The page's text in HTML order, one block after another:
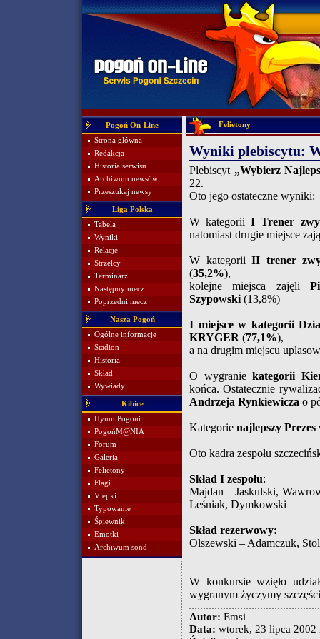
Pogoń On-Line
Strona główna
Redakcja
Historia serwisu
Archiwum newsów
Przeszukaj newsy
Liga Polska
Tabela
Wyniki
Relacje
Strzelcy
Terminarz
Następny mecz
Poprzedni mecz
Nasza Pogoń
Ogólne informacje
Stadion
Historia
Skład
Wywiady
Kibice
Hymn Pogoni
PogońM@NIA
Forum
Galeria
Felietony
Flagi
Vlepki
Typowanie
Śpiewnik
Emotki
Archiwum sond
Felietony
Wyniki plebiscytu:
Plebiscyt „Wybierz
22.
Oto jego ostateczne wyniki:
W kategoriiI Trener
natomiast drugie miejsce
W kategoriiII trener
(35,2%),
kolejne miejsca zajęli
Szypowski (13,8%)
I miejsce w kategorii
KRYGER (77,1%),
a na drugim miejscu
O wygraniekategorii
końca. Ostatecznie
Andrzeja Rynkiewicza o
Kategorie najlepszy
Oto kadra zespołu
Skład I zespołu:
Majdan – Jaskulski,
Leśniak, Dymkowski
Skład rezerwowy:
Olszewski – Adamczuk,
W konkursie wzięło
wygranym życzymy
Autor: Emsi
Data: wtorek, 23 lipca 2002